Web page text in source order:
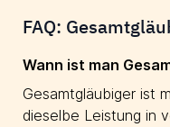
FAQ:
Wann ist man
Gesamtgläubiger ist
dieselbe Leistung in